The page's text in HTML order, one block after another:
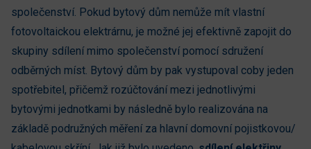
společenství. Pokud bytový dům nemůže mít vlastní
fotovoltaickou elektrárnu, je možné jej efektivně zapojit do
skupiny sdílení mimo společenství pomocí sdružení
odběrných míst. Bytový dům by pak vystupoval coby jeden
spotřebitel, přičemž rozúčtování mezi jednotlivými
bytovými jednotkami by následně bylo realizována na
základě podružných měření za hlavní domovní pojistkovou/